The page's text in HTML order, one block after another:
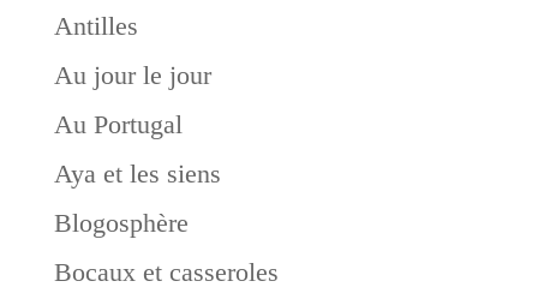
Antilles
Au jour le jour
Au Portugal
Aya et les siens
Blogosphère
Bocaux et casseroles